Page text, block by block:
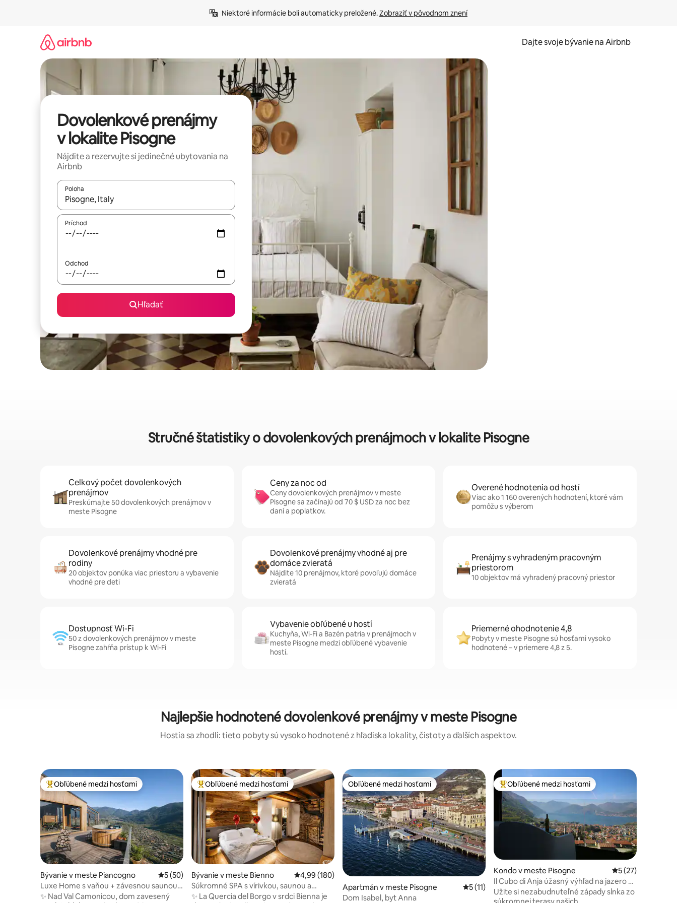
Niektoré informácie boli automaticky preložené. Zobraziť v pôvodnom znení
Dajte svoje bývanie na Airbnb
Dovolenkové prenájmy
v lokalite Pisogne
Nájdite a rezervujte si jedinečné ubytovania na
Airbnb
Poloha
Keď budú výsledky k dispozícii, môžete si ich prechádzať pomocou klávesov so šípkami nahor a nadol alebo ich preskúmať pomocou dotykových gest či potiahnutia prstom.
Príchod
Odchod
Hľadať
Stručné štatistiky o dovolenkových prenájmoch v lokalite Pisogne
Celkový počet dovolenkových
prenájmov
Preskúmajte 50 dovolenkových prenájmov v
meste Pisogne
Ceny za noc od
Ceny dovolenkových prenájmov v meste
Pisogne sa začínajú od 70 $ USD za noc bez
daní a poplatkov.
Overené hodnotenia od hostí
Viac ako 1 160 overených hodnotení, ktoré vám
pomôžu s výberom
Dovolenkové prenájmy vhodné pre
rodiny
20 objektov ponúka viac priestoru a vybavenie
vhodné pre deti
Dovolenkové prenájmy vhodné aj pre
domáce zvieratá
Nájdite 10 prenájmov, ktoré povoľujú domáce
zvieratá
Prenájmy s vyhradeným pracovným
priestorom
10 objektov má vyhradený pracovný priestor
Dostupnosť Wi-Fi
50 z dovolenkových prenájmov v meste
Pisogne zahŕňa prístup k Wi-Fi
Vybavenie obľúbené u hostí
Kuchyňa, Wi-Fi a Bazén patria v prenájmoch v
meste Pisogne medzi obľúbené vybavenie
hostí.
Priemerné ohodnotenie 4,8
Pobyty v meste Pisogne sú hosťami vysoko
hodnotené – v priemere 4,8 z 5.
Najlepšie hodnotené dovolenkové prenájmy v meste Pisogne
Hostia sa zhodli: tieto pobyty sú vysoko hodnotené z hľadiska lokality, čistoty a ďalších aspektov.
Najobľúbenejšie medzi hosťami
Obľúbené medzi hosťami
Bývanie v meste Piancogno Priemerné ohodnotenie 5 z 5, počet hodnotení: 50
5 (50)
Luxe Home s vaňou + závesnou saunou v
horách
✨ Nad Val Camonicou, dom zavesený
Najobľúbenejšie medzi hosťami
Obľúbené medzi hosťami
Bývanie v meste Bienno Priemerné ohodnotenie 4,99 z 5, počet hodnotení: 180
4,99 (180)
Súkromné SPA s vírivkou, saunou a
výhľadom na Alpy Luxury Home
✨ La Quercia del Borgo v srdci Bienna je
Obľúbené medzi hosťami
Obľúbené medzi hosťami
Apartmán v meste Pisogne Priemerné ohodnotenie 5 z 5, počet hodnotení: 11
5 (11)
Dom Isabel, byt Anna
Najobľúbenejšie medzi hosťami
Obľúbené medzi hosťami
Kondo v meste Pisogne Priemerné
5 (27)
Il Cubo di Anja úžasný výhľad na jazero z
terasy
Užite si nezabudnuteľné západy slnka zo